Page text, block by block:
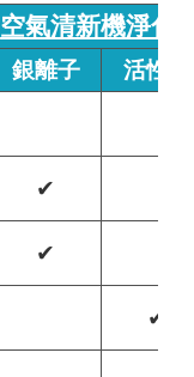
空氣清新機淨化
銀離子
活性炭
✔
✔
✔